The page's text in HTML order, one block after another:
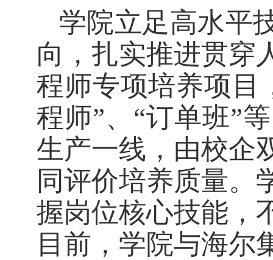
学院立足高水平
向，扎实推进贯穿
程师专项培养项目
程师”、“订单班”
生产一线，由校企
同评价培养质量。
握岗位核心技能，
目前，学院与海尔